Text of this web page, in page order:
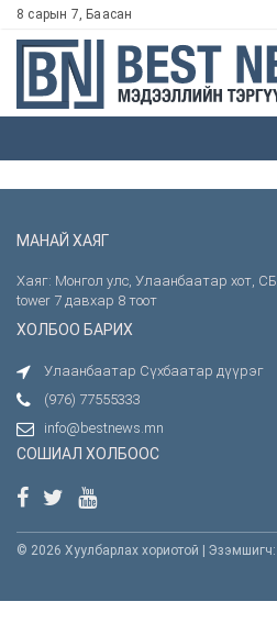
8 сарын 7, Баасан
МАНАЙ ХАЯГ
Хаяг: Монгол улс, Улаанбаатар хот,
tower 7 давхар 8 тоот
ХОЛБОО БАРИХ
Улаанбаатар Сүхбаатар дүүрэг
(976) 77555333
info@bestnews.mn
СОШИАЛ ХОЛБООС
© 2026 Хуулбарлах хориотой | Эзэмшигч: